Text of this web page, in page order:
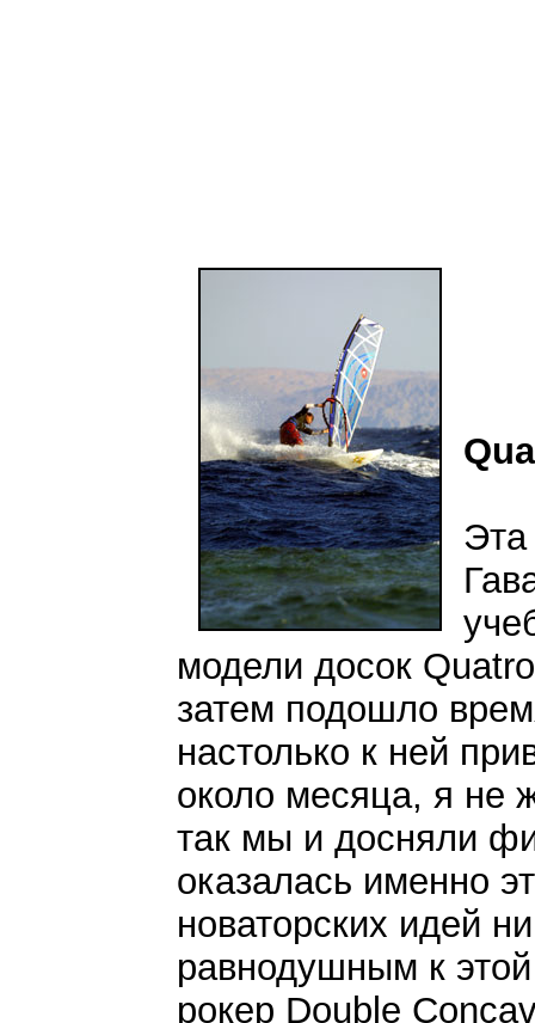
модели досок
затем подошло
настолько к ней
около месяца, я не
так мы и досняли
оказалась именно
новаторских идей
равнодушным к
рокер Double